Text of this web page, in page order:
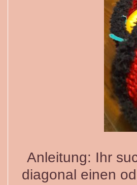
Anleitung: Ihr
diagonal einen